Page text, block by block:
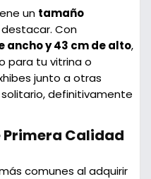
un tamaño
Con
ancho y 43 cm de alto,
para tu vitrina o
junto a otras
definitivamente
Calidad
comunes al adquirir